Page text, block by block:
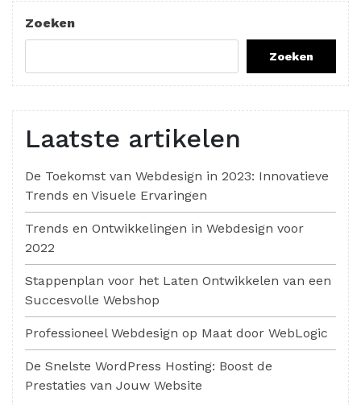
bericht
Zoeken
Zoeken
Laatste artikelen
De Toekomst van Webdesign in 2023: Innovatieve
Trends en Visuele Ervaringen
Trends en Ontwikkelingen in Webdesign voor
2022
Stappenplan voor het Laten Ontwikkelen van een
Succesvolle Webshop
Professioneel Webdesign op Maat door WebLogic
De Snelste WordPress Hosting: Boost de
Prestaties van Jouw Website